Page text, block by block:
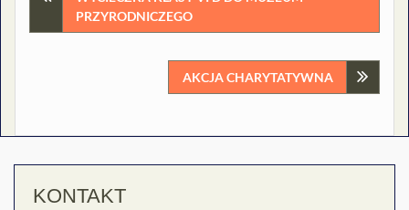
wpisu
PRZYRODNICZEGO
AKCJA CHARYTATYWNA
KONTAKT